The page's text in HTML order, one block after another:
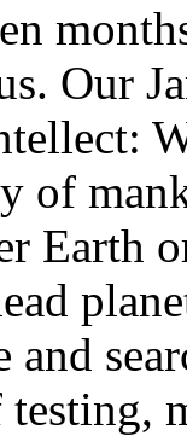
Our
of
Earth
and